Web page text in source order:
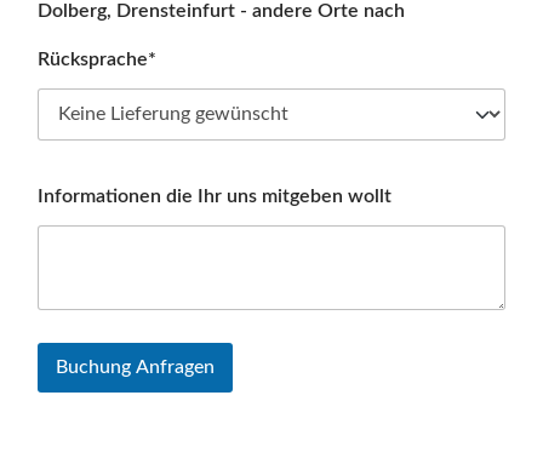
Dolberg, Drensteinfurt - andere Orte nach
Rücksprache*
Informationen die Ihr uns mitgeben wollt